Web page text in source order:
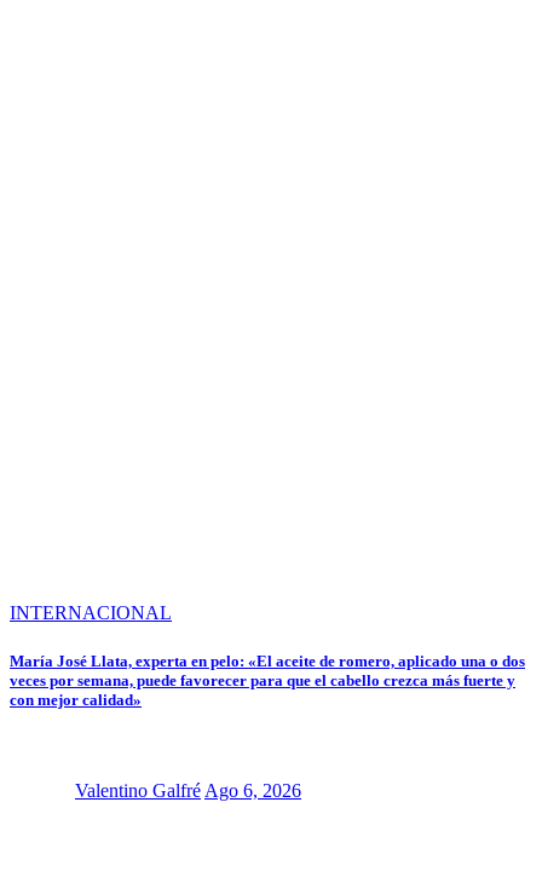
INTERNACIONAL
María José Llata, experta en pelo: «El aceite de romero, aplicado una o dos
veces por semana, puede favorecer para que el cabello crezca más fuerte y
con mejor calidad»
Valentino Galfré Ago 6, 2026